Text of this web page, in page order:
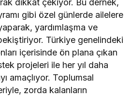
dikkat çekiyor. Bu dernek,
gibi özel günlerde ailelere
yardımlaşma ve
Türkiye genelindeki
içerisinde ön plana çıkan
projeleri ile her yıl daha
amaçlıyor. Toplumsal
zorda kalanların